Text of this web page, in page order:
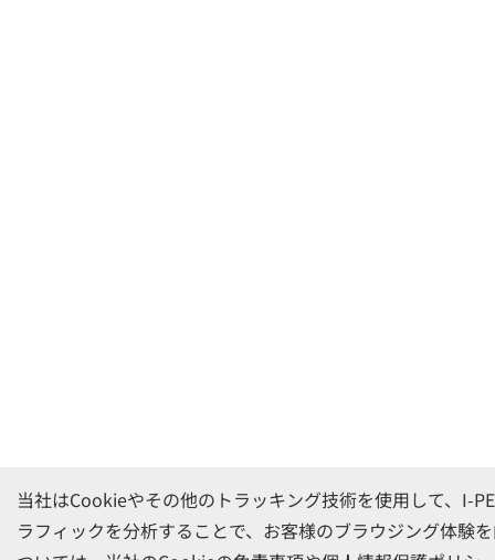
当社はCookieやその他のトラッキング技術を使用して、I-
ラフィックを分析することで、お客様のブラウジング体験